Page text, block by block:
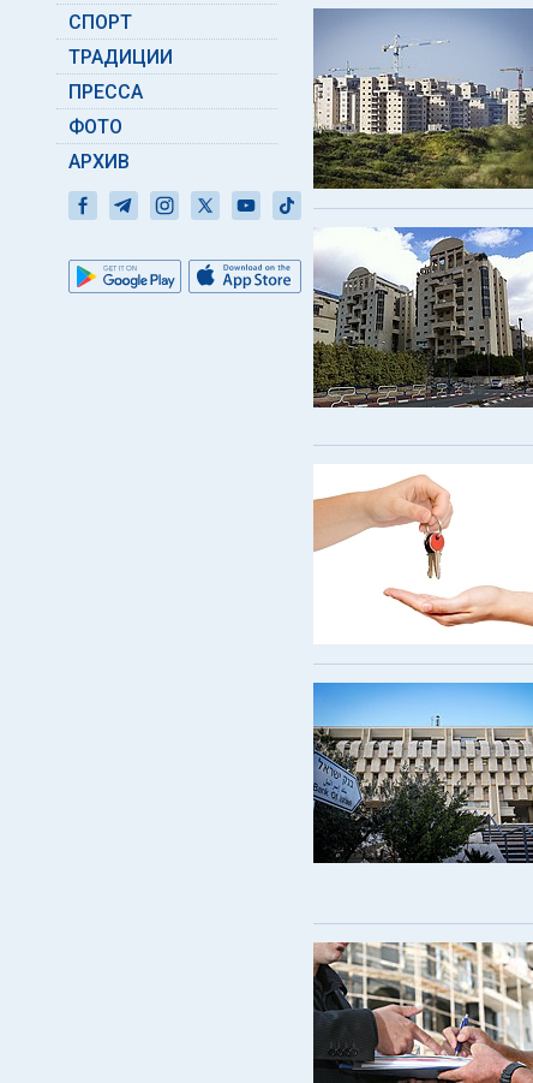
СПОРТ
ТРАДИЦИИ
ПРЕССА
ФОТО
АРХИВ